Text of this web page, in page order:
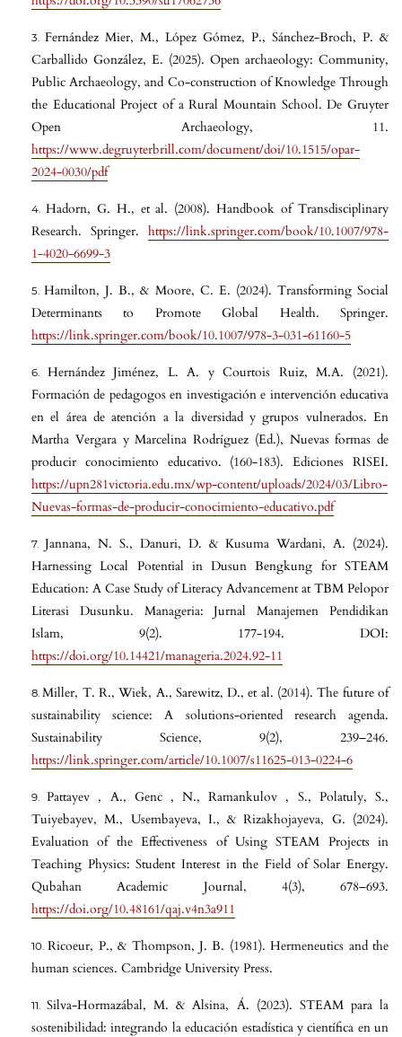
Fernández Mier, M., López Gómez, P., Sánchez-Broch, P. &
Carballido González, E. (2025). Open archaeology: Community,
Public Archaeology, and Co-construction of Knowledge Through
the Educational Project of a Rural Mountain School. De Gruyter
Open Archaeology, 11.
https://www.degruyterbrill.com/document/doi/10.1515/opar-
2024-0030/pdf
Hadorn, G. H., et al. (2008). Handbook of Transdisciplinary
Research. Springer. https://link.springer.com/book/10.1007/978-
1-4020-6699-3
Hamilton, J. B., & Moore, C. E. (2024). Transforming Social
Determinants to Promote Global Health. Springer.
https://link.springer.com/book/10.1007/978-3-031-61160-5
Hernández Jiménez, L. A. y Courtois Ruiz, M.A. (2021).
Formación de pedagogos en investigación e intervención educativa
en el área de atención a la diversidad y grupos vulnerados. En
Martha Vergara y Marcelina Rodríguez (Ed.), Nuevas formas de
producir conocimiento educativo. (160-183). Ediciones RISEI.
https://upn281victoria.edu.mx/wp-content/uploads/2024/03/Libro-
Nuevas-formas-de-producir-conocimiento-educativo.pdf
Jannana, N. S., Danuri, D. & Kusuma Wardani, A. (2024).
Harnessing Local Potential in Dusun Bengkung for STEAM
Education: A Case Study of Literacy Advancement at TBM Pelopor
Literasi Dusunku. Manageria: Jurnal Manajemen Pendidikan
Islam, 9(2). 177-194. DOI:
https://doi.org/10.14421/manageria.2024.92-11
Miller, T. R., Wiek, A., Sarewitz, D., et al. (2014). The future of
sustainability science: A solutions-oriented research agenda.
Sustainability Science, 9(2), 239–246.
https://link.springer.com/article/10.1007/s11625-013-0224-6
Pattayev , A., Genc , N., Ramankulov , S., Polatuly, S.,
Tuiyebayev, M., Usembayeva, I., & Rizakhojayeva, G. (2024).
Evaluation of the Effectiveness of Using STEAM Projects in
Teaching Physics: Student Interest in the Field of Solar Energy.
Qubahan Academic Journal, 4(3), 678–693.
https://doi.org/10.48161/qaj.v4n3a911
Ricoeur, P., & Thompson, J. B. (1981). Hermeneutics and the
human sciences. Cambridge University Press.
Silva-Hormazábal, M. & Alsina, Á. (2023). STEAM para la
sostenibilidad: integrando la educación estadística y científica en un